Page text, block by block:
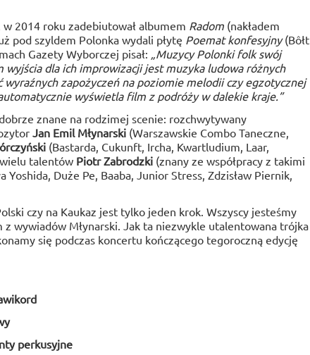
w 2014 roku zadebiutował albumem Radom (nakładem
pod szyldem Polonka wydali płytę Poemat konfesyjny(Bôłt
Gazety Wyborczej pisał: „Muzycy Polonki folk swój
dla ich improwizacji jest muzyka ludowa różnych
zapożyczeń na poziomie melodii czy egzotycznej
wyświetla film z podróży w dalekie kraje.”
znane na rodzimej scenie: rozchwytywany
Jan Emil Młynarski (Warszawskie Combo Taneczne,
(Bastarda, Cukunft, Ircha, Kwartludium, Laar,
talentów Piotr Zabrodzki (znany ze współpracy z takimi
Duże Pe, Baaba, Junior Stress, Zdzisław Piernik,
czy na Kaukaz jest tylko jeden krok. Wszyscy jesteśmy
wywiadów Młynarski. Jak ta niezwykle utalentowana trójka
się podczas koncertu kończącego tegoroczną edycję
perkusyjne